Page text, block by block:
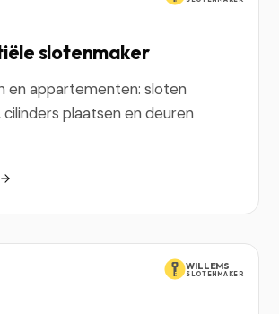
slotenmaker
en appartementen: sloten
cilinders plaatsen en deuren
WILLEMS
SLOTENMAKER